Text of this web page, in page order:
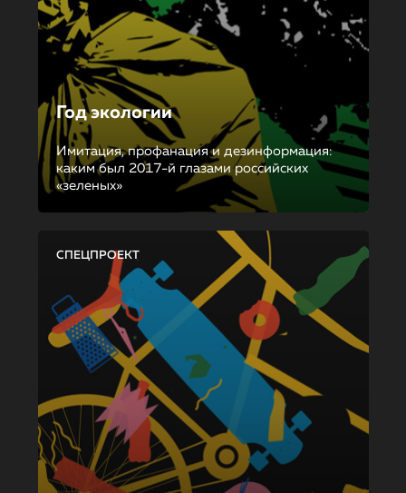
Год экологии
Имитация, профанация и дезинформация:
каким был 2017-й глазами российских
«зеленых»
СПЕЦПРОЕКТ